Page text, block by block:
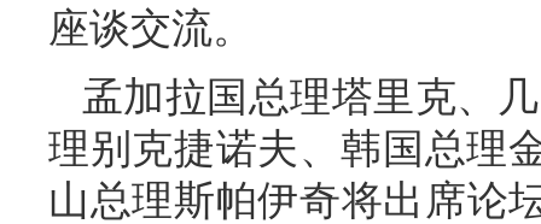
座谈交流。
孟加拉国总理塔里克、
理别克捷诺夫、韩国总理
山总理斯帕伊奇将出席论